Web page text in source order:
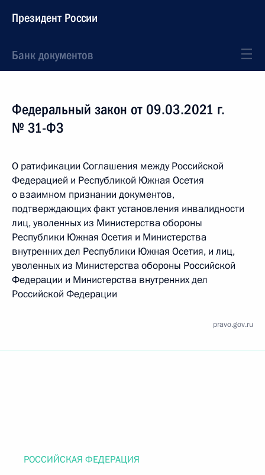
Президент России
Банк документов
Федеральный закон от 09.03.2021 г.
№ 31-ФЗ
О ратификации Соглашения между Российской
Федерацией и Республикой Южная Осетия
о взаимном признании документов,
подтверждающих факт установления инвалидности
лиц, уволенных из Министерства обороны
Республики Южная Осетия и Министерства
внутренних дел Республики Южная Осетия, и лиц,
уволенных из Министерства обороны Российской
Федерации и Министерства внутренних дел
Российской Федерации
pravo.gov.ru
РОССИЙСКАЯ ФЕДЕРАЦИЯ